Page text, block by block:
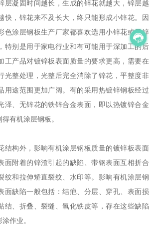
层凝固时间越长，生成的锌花就越大，锌层越
快，锌花来不及长大，终只能形成小锌花。因
色涂层钢板生产厂家都喜欢选用小锌花或无锌
特别是用于家电行业和有可能用于深加工的后
工产品对镀锌板表面质量的要求更高，需要在
光整处理，光整后完全消除了锌花，平整度非
用途范围更加广阔。有的采用热镀锌钢板经过
泽、无锌花的铁锌合金表面，即以热镀锌合金
有机涂层钢板。
结构外，影响有机涂层钢板质量的镀锌板表面
面附着的锌渣引起的缺陷、带钢表面互相折合
纹和拉伸矫直裂纹、水印等。影响有机涂层钢
面缺陷一般包括：结疤、分层、穿孔、表面损
结、折叠、裂缝、氧化铁皮等，存在这些缺陷
作业。